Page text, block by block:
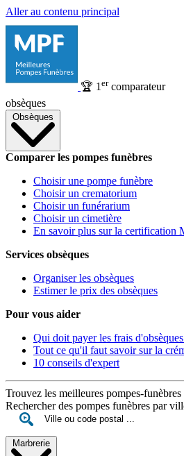
Aller au contenu principal
🏆 1 ercomparateur
obsèques
Obsèques
Comparer les pompes funèbres
Choisir une pompe funèbre
Choisir un crematorium
Choisir un funérarium
Choisir un cimetière
En savoir plus sur la certification
Services obsèques
Organiser les obsèques
Estimer le prix des obsèques
Pour vous aider
Qui doit payer les frais
Tout ce qu'il faut savoir sur la
10 conseils d'expert
Trouvez les meilleures pompes-
Rechercher des pompes funèbres par
Marbrerie